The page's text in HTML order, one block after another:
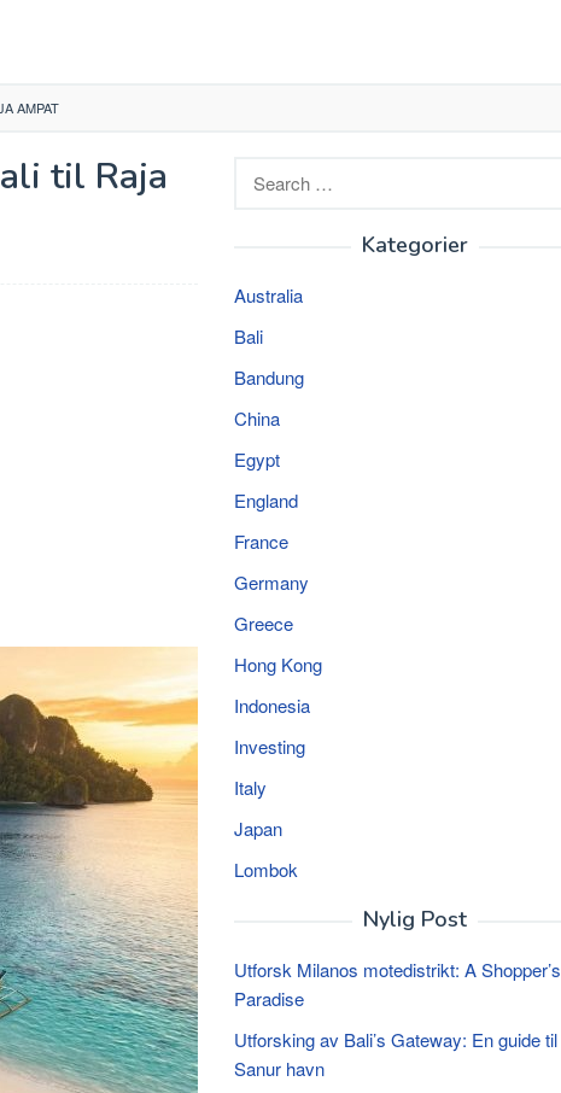
AMPAT
til Raja
Kategorier
Australia
Bali
Bandung
China
Egypt
England
France
Germany
Greece
Hong Kong
Indonesia
Investing
Italy
Japan
Lombok
Nylig Post
Utforsk Milanos motedistrikt: A Shopper’s
Paradise
Utforsking av Bali’s Gateway: En guide til
Sanur havn